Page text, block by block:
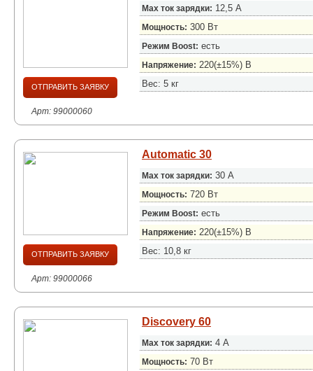
ОТПРАВИТЬ ЗАЯВКУ
Арт: 99000060
Max ток зарядки: 12,5 А
Мощность: 300 Вт
Режим Boost: есть
Напряжение: 220(±15%) B
Вес: 5 кг
ОТПРАВИТЬ ЗАЯВКУ
Арт: 99000066
Automatic 30
Max ток зарядки: 30 А
Мощность: 720 Вт
Режим Boost: есть
Напряжение: 220(±15%) B
Вес: 10,8 кг
Discovery 60
Max ток зарядки: 4 А
Мощность: 70 Вт